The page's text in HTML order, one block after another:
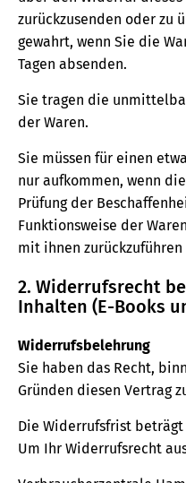
zurückzusenden oder zu
gewahrt, wenn Sie die
Tagen absenden.
Sie tragen die
der Waren.
Sie müssen für einen
nur aufkommen, wenn
Prüfung der
Funktionsweise der
mit ihnen zurückzuführen
2. Widerrufsrecht
Inhalten (E-Books
Widerrufsbelehrung
Sie haben das Recht,
Gründen diesen Vertrag
Die Widerrufsfrist beträgt
Um Ihr Widerrufsrecht